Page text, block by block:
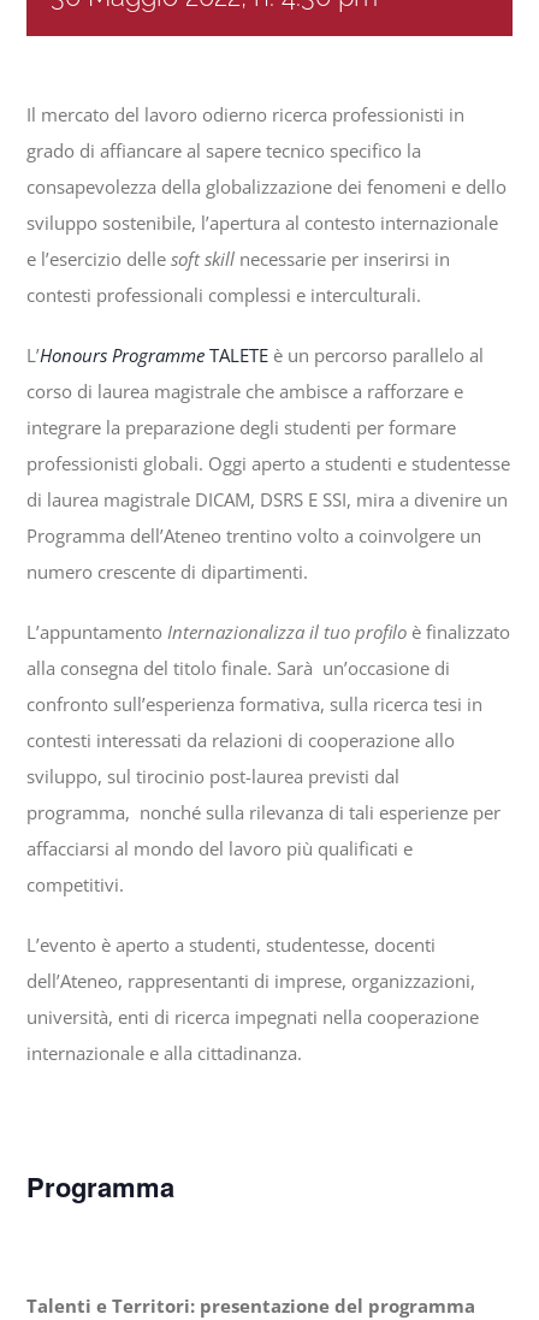
Notizie
Chi siamo
Il mercato del lavoro odierno ricerca professionisti in
grado di affiancare al sapere tecnico specifico la
consapevolezza della globalizzazione dei fenomeni e dello
sviluppo sostenibile, l’apertura al contesto internazionale
e l’esercizio dellesoft skill necessarie per inserirsi in
contesti professionali complessi e interculturali.
L’Honours Programme TALETE è un percorso parallelo al
corso di laurea magistrale che ambisce a rafforzare e
integrare la preparazione degli studenti per formare
professionisti globali. Oggi aperto a studenti e studentesse
di laurea magistrale DICAM, DSRS E SSI, mira a divenire un
Programma dell’Ateneo trentino volto a coinvolgere un
numero crescente di dipartimenti.
L’appuntamento Internazionalizza il tuo profilo è finalizzato
alla consegna del titolo finale. Sarà un’occasione di
confronto sull’esperienza formativa, sulla ricerca tesi in
contesti interessati da relazioni di cooperazione allo
sviluppo, sul tirocinio post-laurea previsti dal
programma, nonché sulla rilevanza di tali esperienze per
affacciarsi al mondo del lavoro più qualificati e
competitivi.
L’evento è aperto a studenti, studentesse, docenti
dell’Ateneo, rappresentanti di imprese, organizzazioni,
università, enti di ricerca impegnati nella cooperazione
internazionale e alla cittadinanza.
Programma
Talenti e Territori: presentazione del programma